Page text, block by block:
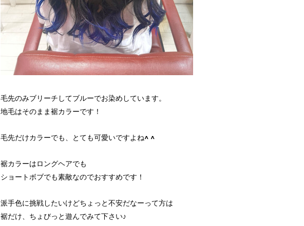
毛先のみブリーチしてブルーでお染めしています。
地毛はそのまま裾カラーです！
毛先だけカラーでも、とても可愛いですよね^ ^
裾カラーはロングヘアでも
ショートボブでも素敵なのでおすすめです！
派手色に挑戦したいけどちょっと不安だなーって方は
裾だけ、ちょびっと遊んでみて下さい♪